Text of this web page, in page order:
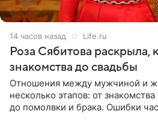
14 часов назад Life.ru
Роза Сябитова раскрыла,
знакомства до свадьбы
Отношения между мужчиной и
несколько этапов: от
до помолвки и брака. Ошибки